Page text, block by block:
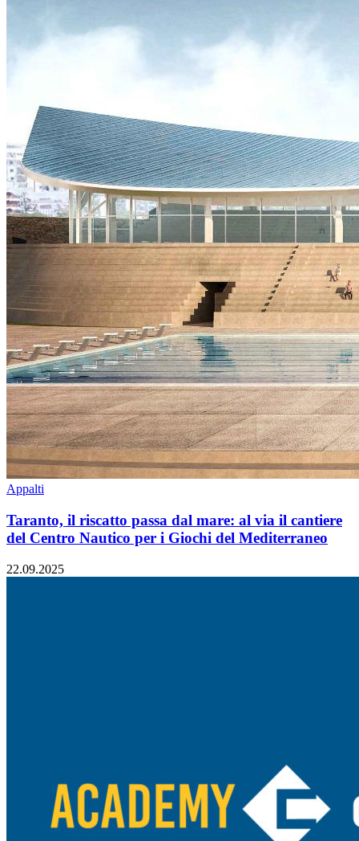
Appalti
Taranto, il riscatto passa dal mare: al via il cantiere
del Centro Nautico per i Giochi del Mediterraneo
22.09.2025